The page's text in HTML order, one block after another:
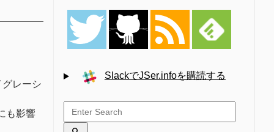
レーシ
も影響
SlackでJSer.infoを購読する